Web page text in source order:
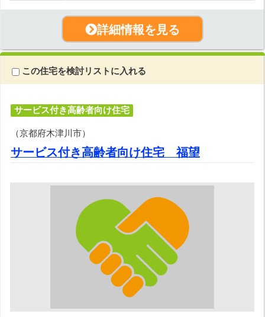
詳細情報を見る
この住宅を検討リストに入れる
サービス付き高齢者向け住宅
（京都府木津川市）
サービス付き高齢者向け住宅 福望